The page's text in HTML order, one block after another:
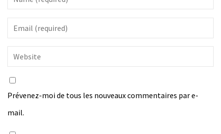
Prévenez-moi de tous les nouveaux commentaires par e-
mail.